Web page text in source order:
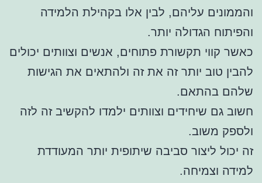
והממונים עליהם, לבין אלו בקהילת הלמידה
והפיתוח הגדולה יותר.
כאשר קווי תקשורת פתוחים, אנשים וצוותים יכולים
להבין טוב יותר זה את זה ולהתאים את הגישות
שלהם בהתאם.
חשוב גם שיחידים וצוותים ילמדו להקשיב זה לזה
ולספק משוב.
זה יכול ליצור סביבה שיתופית יותר המעודדת
למידה וצמיחה.